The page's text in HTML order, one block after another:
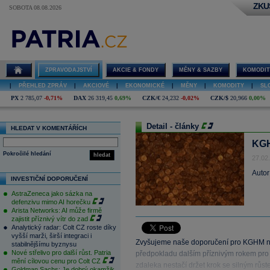
SOBOTA 08.08.2026
ZPRAVODAJSTVÍ AKCIE & FONDY MĚNY & SAZBY
PŘEHLED ZPRÁV AKCIOVÉ EKONOMICKÉ MĚNY KOMODITY
PX 2 785,07 -0,71% DAX 26 319,45 0,69% CZK/€ 24,232 -0,02% CZK/$ 20,966 0,00%
HLEDAT V KOMENTÁŘÍCH
hledat
Pokročilé hledání
INVESTIČNÍ DOPORUČENÍ
AstraZeneca jako sázka na
defenzivu mimo AI horečku
Arista Networks: AI může firmě
zajistit příznivý vítr do zad
Analytický radar: Colt CZ roste díky
vyšší marži, širší integraci i
stabilnějšímu byznysu
Nové střelivo pro další růst. Patria
mění cílovou cenu pro Colt CZ
Detail - články
Zvyšujeme naše doporučení pro KGHM
předpokladu dalším příznivým rokem
zdaleka nestačí držet krok se silným